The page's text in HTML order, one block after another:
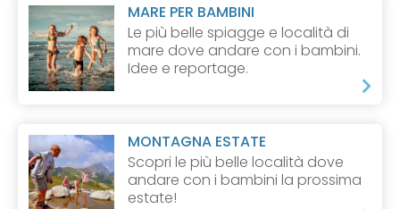
MARE PER BAMBINI
Le più belle spiagge e località di
mare dove andare con i bambini.
Idee e reportage.
MONTAGNA ESTATE
Scopri le più belle località dove
andare con i bambini la prossima
estate!